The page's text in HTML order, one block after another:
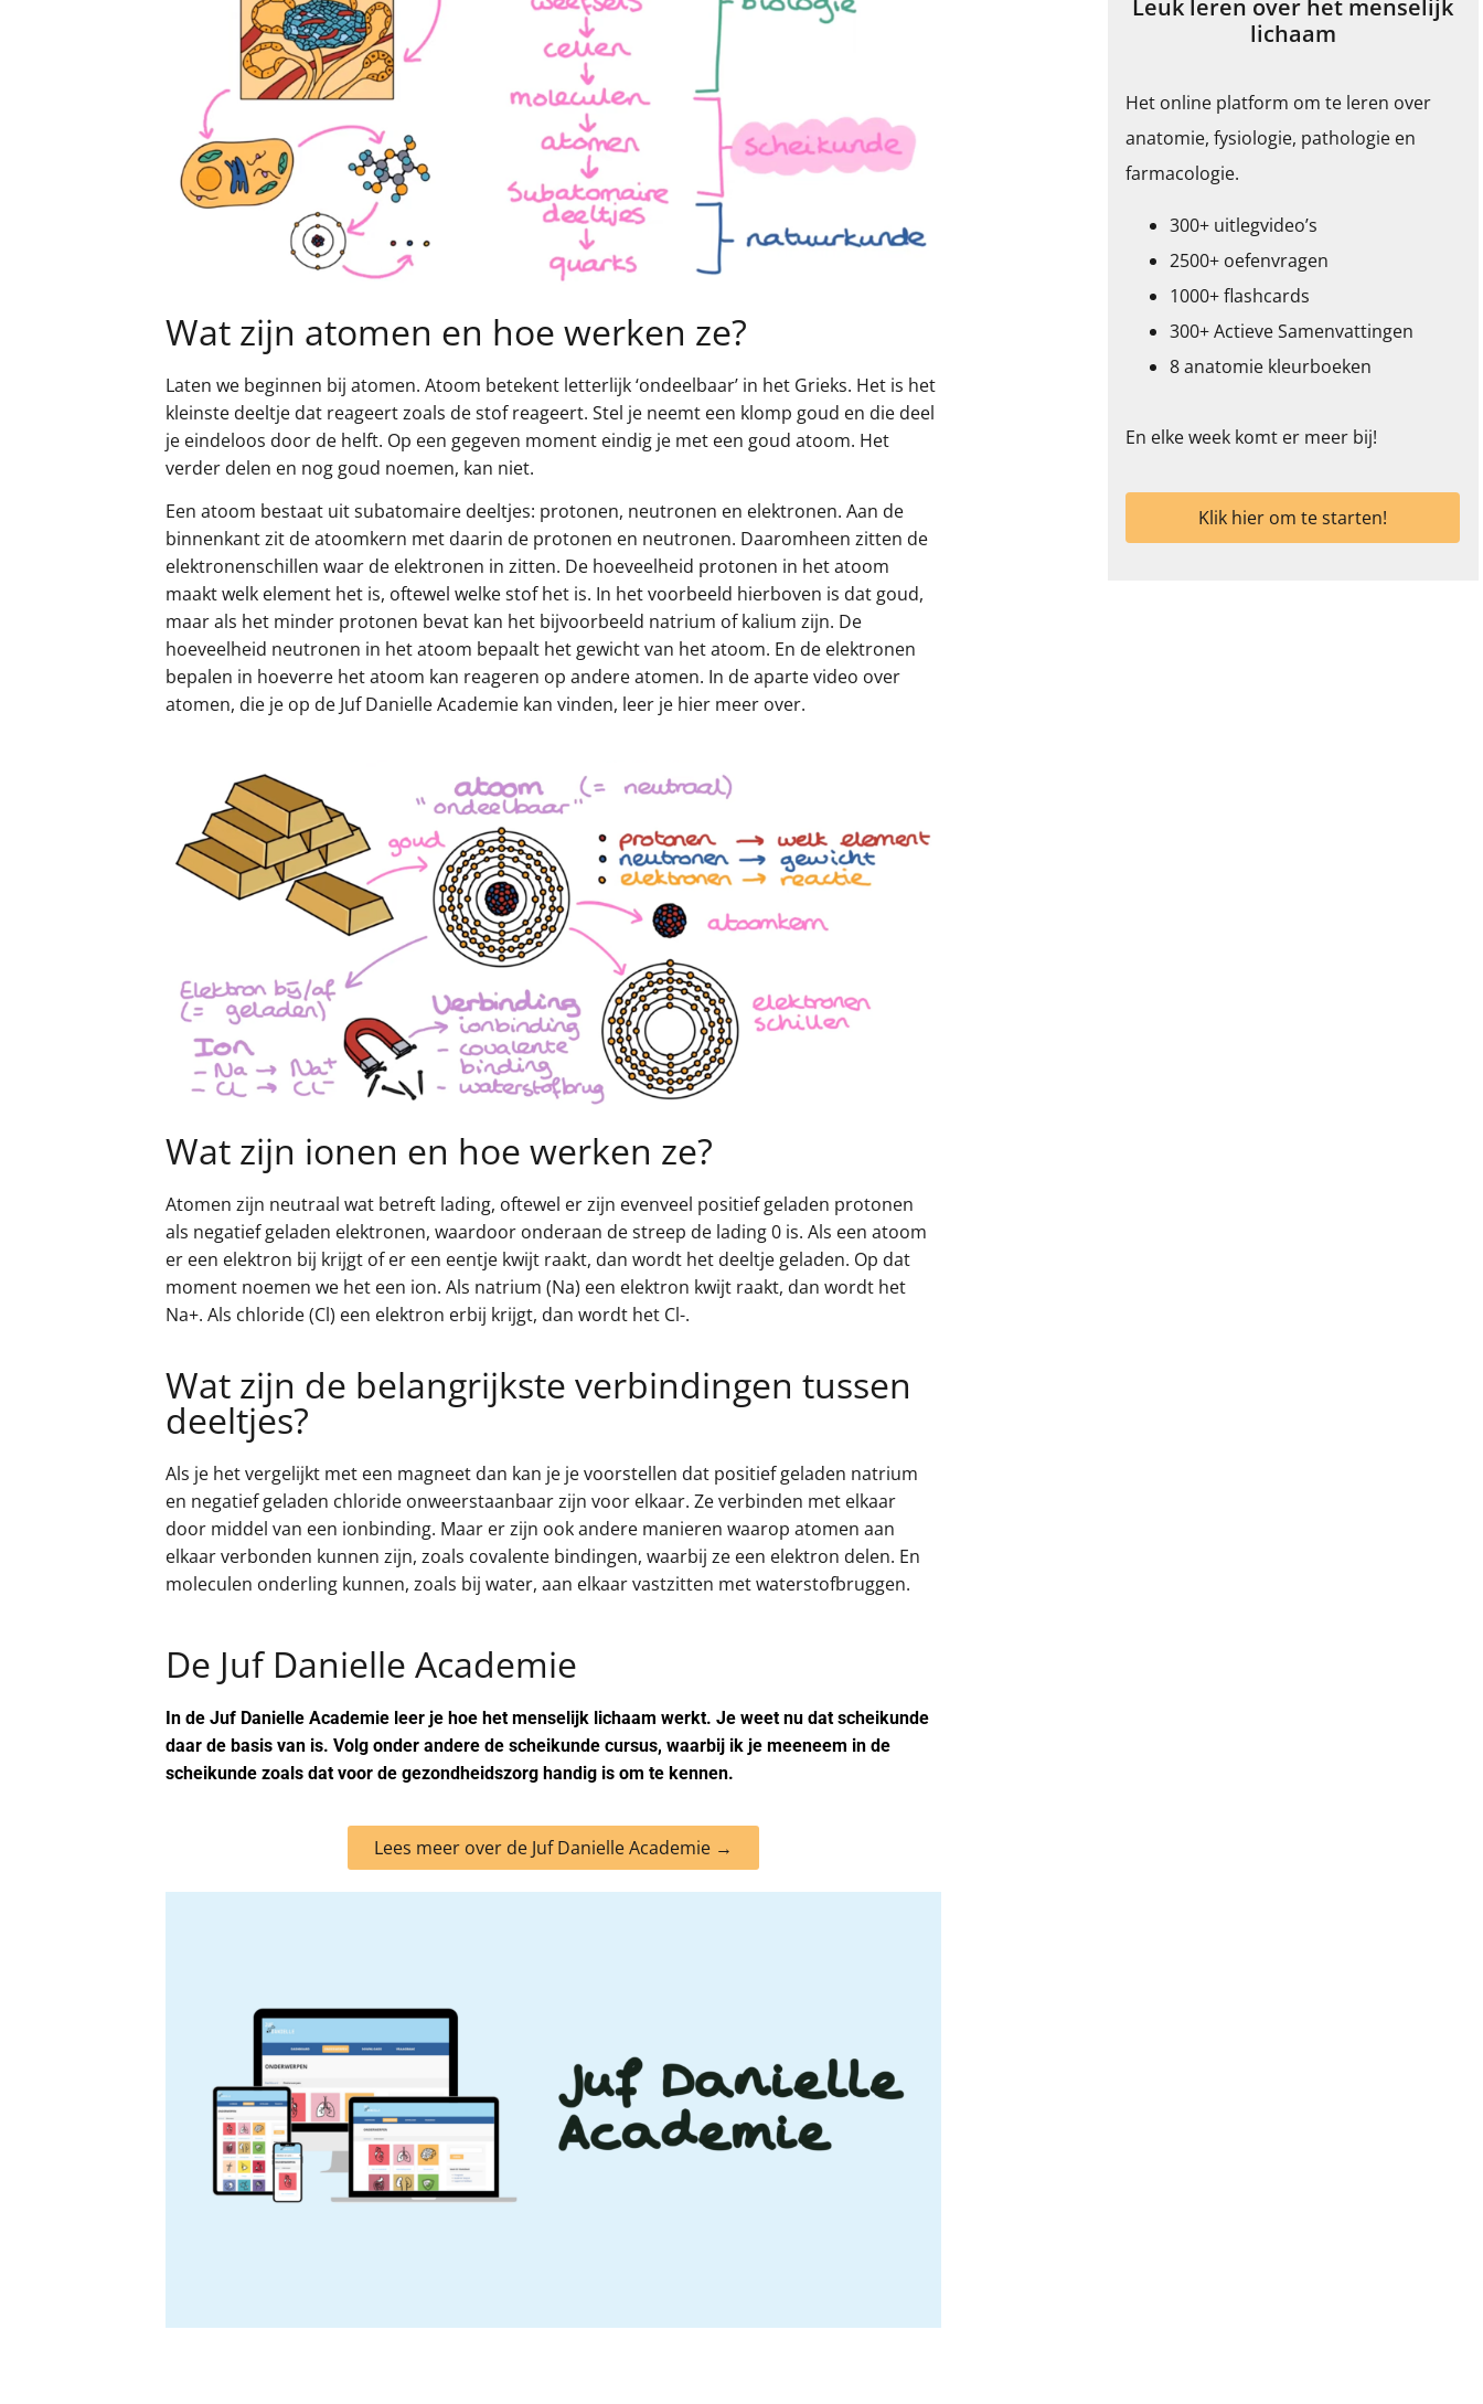
Wat zijn atomen en hoe werken ze?
Laten we beginnen bij atomen. Atoom betekent letterlijk ‘ondeelbaar’ in het Grieks. Het is het
kleinste deeltje dat reageert zoals de stof reageert. Stel je neemt een klomp goud en die deel
je eindeloos door de helft. Op een gegeven moment eindig je met een goud atoom. Het
verder delen en nog goud noemen, kan niet.
Een atoom bestaat uit subatomaire deeltjes: protonen, neutronen en elektronen. Aan de
binnenkant zit de atoomkern met daarin de protonen en neutronen. Daaromheen zitten de
elektronenschillen waar de elektronen in zitten. De hoeveelheid protonen in het atoom
maakt welk element het is, oftewel welke stof het is. In het voorbeeld hierboven is dat goud,
maar als het minder protonen bevat kan het bijvoorbeeld natrium of kalium zijn. De
hoeveelheid neutronen in het atoom bepaalt het gewicht van het atoom. En de elektronen
bepalen in hoeverre het atoom kan reageren op andere atomen. In de aparte video over
atomen, die je op de Juf Danielle Academie kan vinden, leer je hier meer over.
Wat zijn ionen en hoe werken ze?
Atomen zijn neutraal wat betreft lading, oftewel er zijn evenveel positief geladen protonen
als negatief geladen elektronen, waardoor onderaan de streep de lading 0 is. Als een atoom
er een elektron bij krijgt of er een eentje kwijt raakt, dan wordt het deeltje geladen. Op dat
moment noemen we het een ion. Als natrium (Na) een elektron kwijt raakt, dan wordt het
Na+. Als chloride (Cl) een elektron erbij krijgt, dan wordt het Cl-.
Wat zijn de belangrijkste verbindingen tussen
deeltjes?
Als je het vergelijkt met een magneet dan kan je je voorstellen dat positief geladen natrium
en negatief geladen chloride onweerstaanbaar zijn voor elkaar. Ze verbinden met elkaar
door middel van een ionbinding. Maar er zijn ook andere manieren waarop atomen aan
elkaar verbonden kunnen zijn, zoals covalente bindingen, waarbij ze een elektron delen. En
moleculen onderling kunnen, zoals bij water, aan elkaar vastzitten met waterstofbruggen.
De Juf Danielle Academie
In de Juf Danielle Academie leer je hoe het menselijk lichaam werkt. Je weet nu dat scheikunde
daar de basis van is. Volg onder andere de scheikunde cursus, waarbij ik je meeneem in de
scheikunde zoals dat voor de gezondheidszorg handig is om te kennen.
Lees meer over de Juf Danielle Academie →
Leuk leren over het menselijk
lichaam
Het online platform om te leren over
anatomie, fysiologie, pathologie en
farmacologie.
300+ uitlegvideo’s
2500+ oefenvragen
1000+ flashcards
300+ Actieve Samenvattingen
8 anatomie kleurboeken
En elke week komt er meer bij!
Klik hier om te starten!